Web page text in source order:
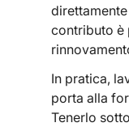
contributo
In pratica,
porta alla
Tenerlo